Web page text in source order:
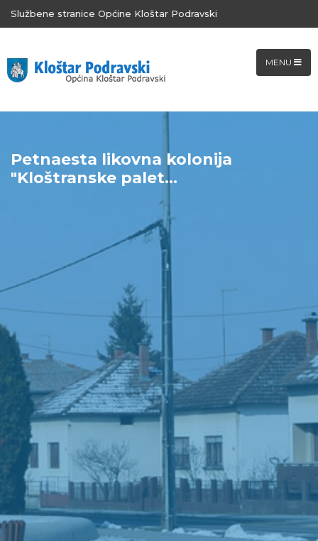
Službene stranice Općine Kloštar Podravski
MENU
Petnaesta likovna kolonija
"Kloštranske palet...